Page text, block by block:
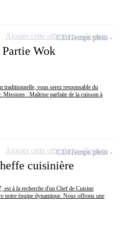
Wok
traditionnelle, vous serez responsable du
Missions : Maîtrise parfaite de la cuisson à
CDITemps plein
Ajouter cette offre à ma sélection
cuisinière
est à la recherche d'un Chef de Cuisine
notre équipe dynamique. Nous offrons une
CDITemps plein
Ajouter cette offre à ma sélection